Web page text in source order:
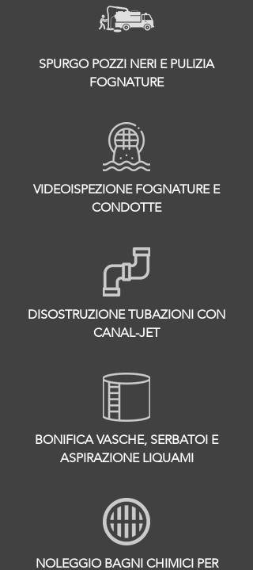
SPURGO POZZI NERI E PULIZIA
FOGNATURE
VIDEOISPEZIONE FOGNATURE E
CONDOTTE
DISOSTRUZIONE TUBAZIONI CON
CANAL-JET
BONIFICA VASCHE, SERBATOI E
ASPIRAZIONE LIQUAMI
NOLEGGIO BAGNI CHIMICI PER